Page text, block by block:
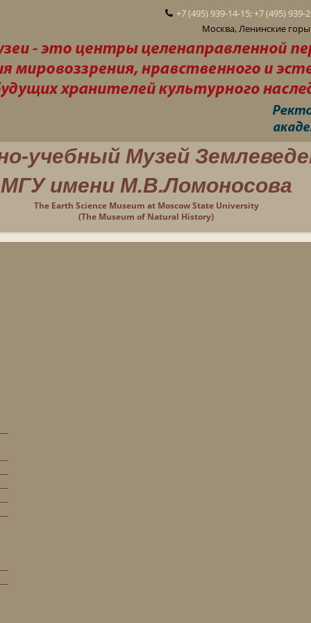
+7 (495) 939-14-15; +7 (495) 939-
Москва, Ленинские
учебный Музей
МГУ имени М.В.Ломоносова
The Earth Science Museum at Moscow State University
(The Museum of Natural History)